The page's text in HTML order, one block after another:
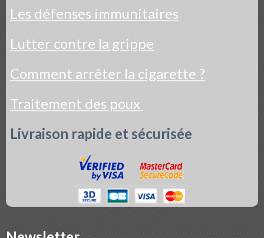
Les défenses immunitaires
Lutter contre la grippe
Comment arrêter la cigarette ?
Traitement des poux
Livraison rapide et sécurisée